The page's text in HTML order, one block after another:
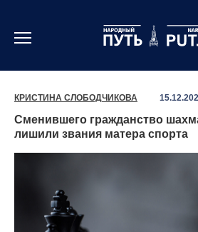
содержанию
КРИСТИНА СЛОБОДЧИКОВА
Сменившего гражданство
лишили звания матера спорта